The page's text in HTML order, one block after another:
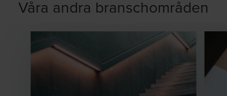
Våra andra branschområden